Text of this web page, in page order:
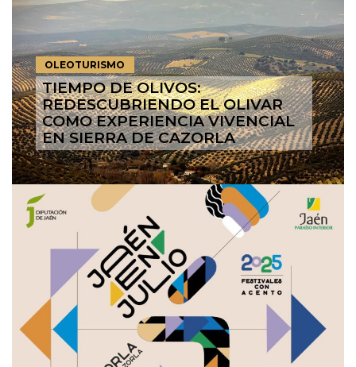
OLEOTURISMO
TIEMPO DE OLIVOS:
REDESCUBRIENDO EL OLIVAR
COMO EXPERIENCIA VIVENCIAL
EN SIERRA DE CAZORLA